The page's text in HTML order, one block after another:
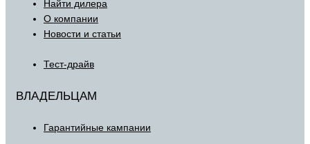
Найти дилера
О компании
Новости и статьи
Тест-драйв
ВЛАДЕЛЬЦАМ
Гарантийные кампании